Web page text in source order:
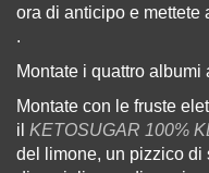
ora di anticipo e mettete
.
Montate i quattro albumi
Montate con le fruste
il KETOSUGAR 100%
del limone, un pizzico di